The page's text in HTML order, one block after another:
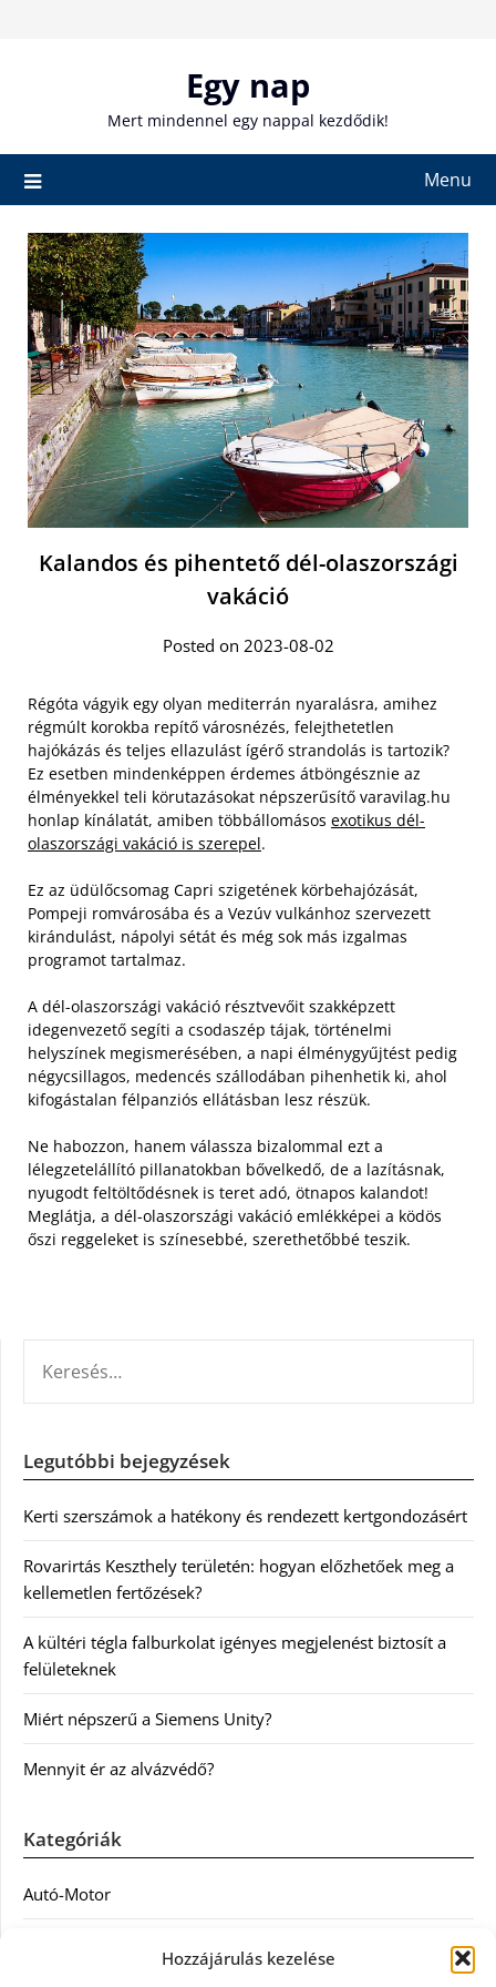
Hozzájárulás kezelése
Egy nap
Mert mindennel egy nappal kezdődik!
Menu
Kalandos és pihentető dél-olaszországi
vakáció
Posted on 2023-08-02
Régóta vágyik egy olyan mediterrán nyaralásra, amihez
régmúlt korokba repítő városnézés, felejthetetlen
hajókázás és teljes ellazulást ígérő strandolás is tartozik?
Ez esetben mindenképpen érdemes átböngésznie az
élményekkel teli körutazásokat népszerűsítő varavilag.hu
honlap kínálatát, amiben többállomásos exotikus dél-
olaszországi vakáció is szerepel.
Ez az üdülőcsomag Capri szigetének körbehajózását,
Pompeji romvárosába és a Vezúv vulkánhoz szervezett
kirándulást, nápolyi sétát és még sok más izgalmas
programot tartalmaz.
A dél-olaszországi vakáció résztvevőit szakképzett
idegenvezető segíti a csodaszép tájak, történelmi
helyszínek megismerésében, a napi élménygyűjtést pedig
négycsillagos, medencés szállodában pihenhetik ki, ahol
kifogástalan félpanziós ellátásban lesz részük.
Ne habozzon, hanem válassza bizalommal ezt a
lélegzetelállító pillanatokban bővelkedő, de a lazításnak,
nyugodt feltöltődésnek is teret adó, ötnapos kalandot!
Meglátja, a dél-olaszországi vakáció emlékképei a ködös
őszi reggeleket is színesebbé, szerethetőbbé teszik.
Legutóbbi bejegyzések
Kerti szerszámok a hatékony és rendezett kertgondozásért
Rovarirtás Keszthely területén: hogyan előzhetőek meg a
kellemetlen fertőzések?
A kültéri tégla falburkolat igényes megjelenést biztosít a
felületeknek
Miért népszerű a Siemens Unity?
Mennyit ér az alvázvédő?
Kategóriák
Autó-Motor